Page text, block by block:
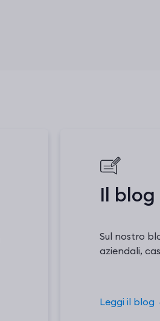
Il
Sul nostro
aziendali,
Leggi il blog